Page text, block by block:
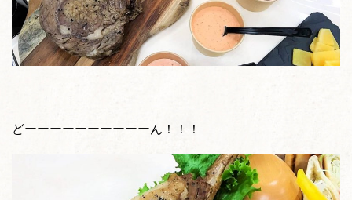
どーーーーーーーーーーん！！！